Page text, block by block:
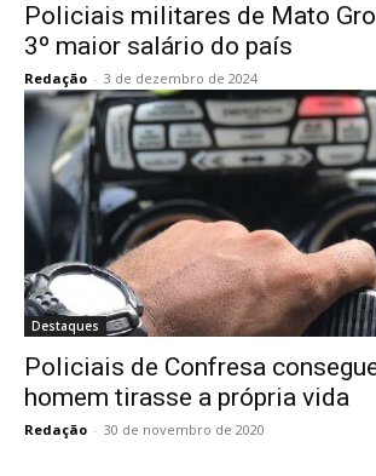
Policiais militares de Mato
3º maior salário do país
Redação - 3 de dezembro de 2024
Destaques
Policiais de Confresa
homem tirasse a própria vida
Redação - 30 de novembro de 2020